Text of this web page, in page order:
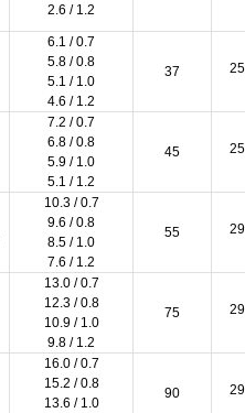
2.6 / 1.2
6.1 / 0.7
5.8 / 0.8
5.1 / 1.0
4.6 / 1.2
37
7.2 / 0.7
6.8 / 0.8
5.9 / 1.0
5.1 / 1.2
45
10.3 / 0.7
9.6 / 0.8
8.5 / 1.0
7.6 / 1.2
55
13.0 / 0.7
12.3 / 0.8
10.9 / 1.0
9.8 / 1.2
75
16.0 / 0.7
15.2 / 0.8
13.6 / 1.0
90